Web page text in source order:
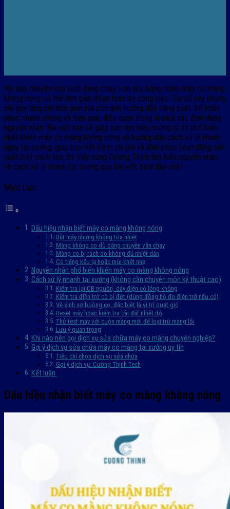
Khi dây chuyền sản xuất đang chạy trơn tru, bỗng nhiên máy co màng
không nóng có thể làm gián đoạn toàn bộ công việc. Sự cố này không
chỉ gây lãng phí thời gian mà còn ảnh hưởng đến năng suất. Để khắc
phục nhanh chóng và hiệu quả, điều quan trọng là phải xác định đúng
nguyên nhân. Bài viết này sẽ giúp bạn tìm hiểu những lý do phổ biến
nhất khiến máy co màng không nóng và hướng dẫn cách xử lý nhanh
ngay tại xưởng, giúp bạn tiết kiệm chi phí và khôi phục hoạt động sản
xuất một cách tức thì. Hãy cùng Cường Thịnh tìm hiểu nguyên nhân
và cách xử lý nhanh tại xưởng qua bài viết dưới đây nhé!
Mục Lục
Dấu hiệu nhận biết máy co màng không nóng
Bật máy nhưng không tỏa nhiệt
Màng không co dù băng chuyền vẫn chạy
Màng co bị rách do không đủ nhiệt dán
Có tiếng kêu lạ hoặc mùi khét nhẹ
Nguyên nhân phổ biến khiến máy co màng không nóng
Cách xử lý nhanh tại xưởng (không cần chuyên môn kỹ thuật cao)
Kiểm tra lại CB nguồn, dây điện có lỏng không
Kiểm tra điện trở có bị đứt (dùng đồng hồ đo điện trở nếu có)
Vệ sinh sơ buồng co, đặc biệt là vị trí quạt gió
Reset máy hoặc kiểm tra cài đặt nhiệt độ
Thử test máy với cuộn màng mới để loại trừ màng lỗi
Lưu ý quan trọng
Khi nào nên gọi dịch vụ sửa chữa máy co màng chuyên nghiệp?
Gợi ý dịch vụ sửa chữa máy co màng tại xưởng uy tín
Tiêu chí chọn dịch vụ sửa chữa
Gợi ý dịch vụ: Cường Thịnh Tech
Kết luận
Dấu hiệu nhận biết máy co màng không nóng